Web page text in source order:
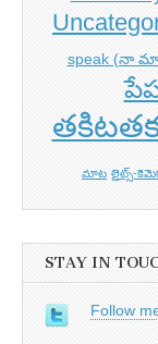
speak (నా
మాట లైట్స్-
STAY IN
Follow